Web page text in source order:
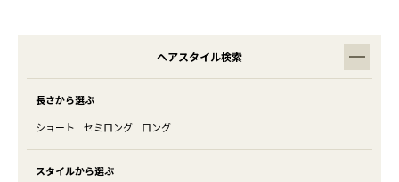
ヘアスタイル検索
長さから選ぶ
ショート
セミロング ロング
スタイルから選ぶ